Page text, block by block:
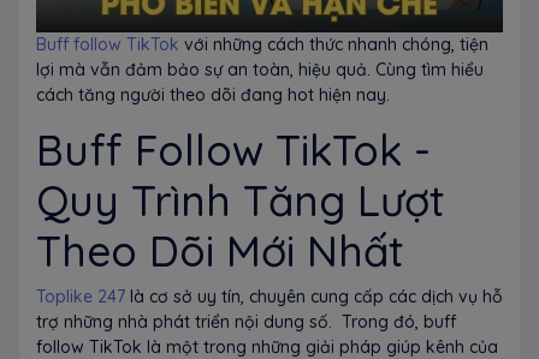
Buff follow TikTok với những cách thức nhanh chóng, tiện
lợi mà vẫn đảm bảo sự an toàn, hiệu quả. Cùng tìm hiểu
cách tăng người theo dõi đang hot hiện nay.
Buff Follow TikTok -
Quy Trình Tăng Lượt
Theo Dõi Mới Nhất
Toplike 247 là cơ sở uy tín, chuyên cung cấp các dịch vụ hỗ
trợ những nhà phát triển nội dung số. Trong đó, buff
follow TikTok là một trong những giải pháp giúp kênh của